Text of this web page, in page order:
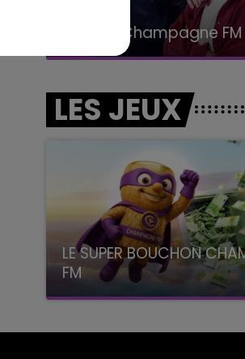
Le Club Champagne FM
LES JEUX
LE SUPER BOUCHON
FM
avec La Famille Champagne